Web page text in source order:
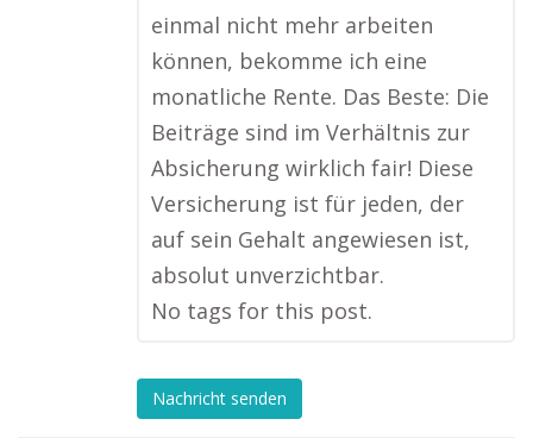
einmal nicht mehr arbeiten
können, bekomme ich eine
monatliche Rente. Das Beste: Die
Beiträge sind im Verhältnis zur
Absicherung wirklich fair! Diese
Versicherung ist für jeden, der
auf sein Gehalt angewiesen ist,
absolut unverzichtbar.
No tags for this post.
Nachricht senden